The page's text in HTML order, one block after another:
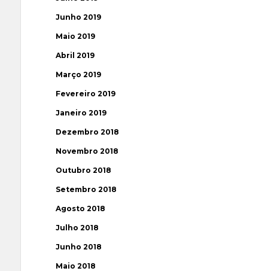
Junho 2019
Maio 2019
Abril 2019
Março 2019
Fevereiro 2019
Janeiro 2019
Dezembro 2018
Novembro 2018
Outubro 2018
Setembro 2018
Agosto 2018
Julho 2018
Junho 2018
Maio 2018